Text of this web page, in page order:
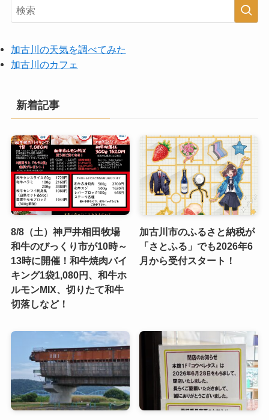
加古川の天気を調べてみた
加古川のカフェ
新着記事
8/8（土）神戸井相田牧場
和牛のびっくり市が10時～
13時に開催！和牛焼肉バイ
キング1袋1,080円、和牛ホ
ルモンMIX、切りたて和牛
切落しなど！
加古川市のふるさと納税が
「さとふる」でも2026年6
月から受付スタート！